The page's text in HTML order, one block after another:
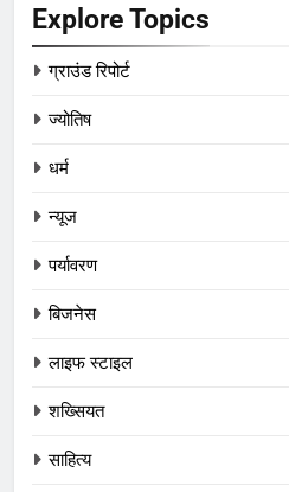
Explore Topics
ग्राउंड रिपोर्ट
ज्योतिष
धर्म
न्यूज
पर्यावरण
बिजनेस
लाइफ स्टाइल
शख्सियत
साहित्य